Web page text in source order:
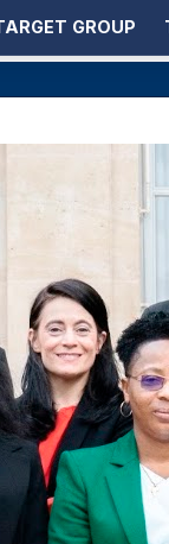
GROUP